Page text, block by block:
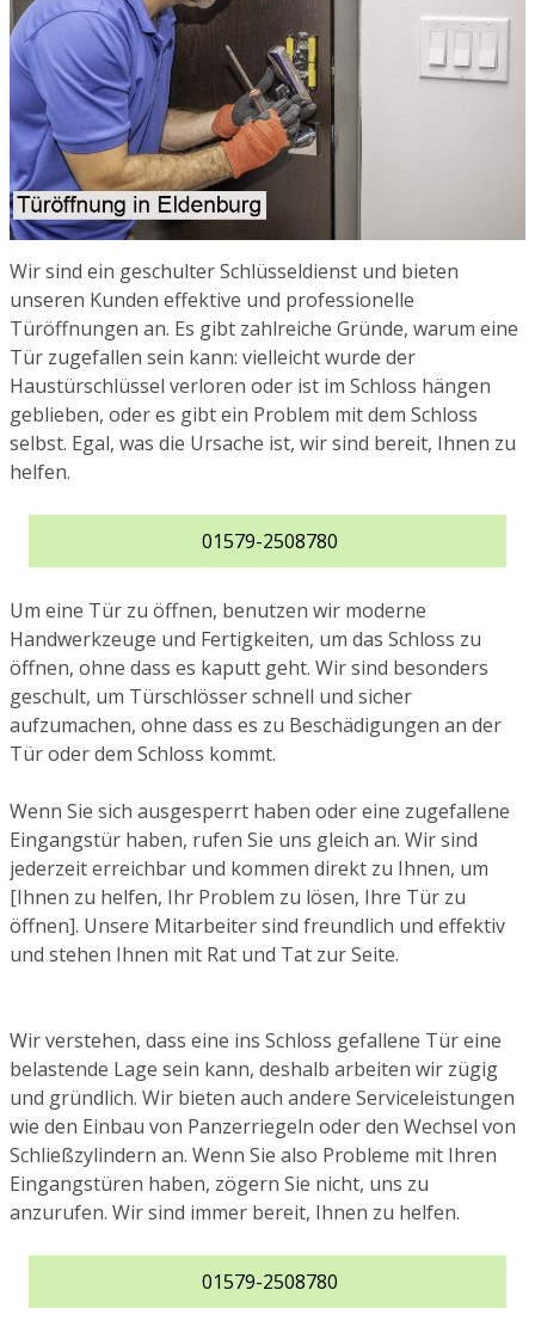
Wir sind ein geschulter Schlüsseldienst und bieten
unseren Kunden effektive und professionelle
Türöffnungen an. Es gibt zahlreiche Gründe, warum eine
Tür zugefallen sein kann: vielleicht wurde der
Haustürschlüssel verloren oder ist im Schloss hängen
geblieben, oder es gibt ein Problem mit dem Schloss
selbst. Egal, was die Ursache ist, wir sind bereit, Ihnen zu
helfen.
01579-2508780
Um eine Tür zu öffnen, benutzen wir moderne
Handwerkzeuge und Fertigkeiten, um das Schloss zu
öffnen, ohne dass es kaputt geht. Wir sind besonders
geschult, um Türschlösser schnell und sicher
aufzumachen, ohne dass es zu Beschädigungen an der
Tür oder dem Schloss kommt.
Wenn Sie sich ausgesperrt haben oder eine zugefallene
Eingangstür haben, rufen Sie uns gleich an. Wir sind
jederzeit erreichbar und kommen direkt zu Ihnen, um
[Ihnen zu helfen, Ihr Problem zu lösen, Ihre Tür zu
öffnen]. Unsere Mitarbeiter sind freundlich und effektiv
und stehen Ihnen mit Rat und Tat zur Seite.
Wir verstehen, dass eine ins Schloss gefallene Tür eine
belastende Lage sein kann, deshalb arbeiten wir zügig
und gründlich. Wir bieten auch andere Serviceleistungen
wie den Einbau von Panzerriegeln oder den Wechsel von
Schließzylindern an. Wenn Sie also Probleme mit Ihren
Eingangstüren haben, zögern Sie nicht, uns zu
anzurufen. Wir sind immer bereit, Ihnen zu helfen.
01579-2508780